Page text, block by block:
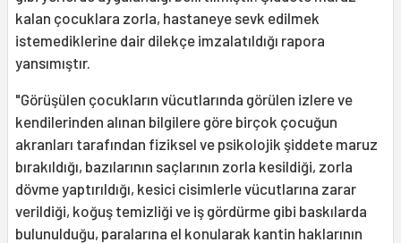
kalan çocuklara zorla, hastaneye sevk edilmek
istemediklerine dair dilekçe imzalatıldığı rapora
yansımıştır.
"Görüşülen çocukların vücutlarında görülen izlere ve
kendilerinden alınan bilgilere göre birçok çocuğun
akranları tarafından fiziksel ve psikolojik şiddete maruz
bırakıldığı, bazılarının saçlarının zorla kesildiği, zorla
dövme yaptırıldığı, kesici cisimlerle vücutlarına zarar
verildiği, koğuş temizliği ve iş gördürme gibi baskılarda
bulunulduğu, paralarına el konularak kantin haklarının